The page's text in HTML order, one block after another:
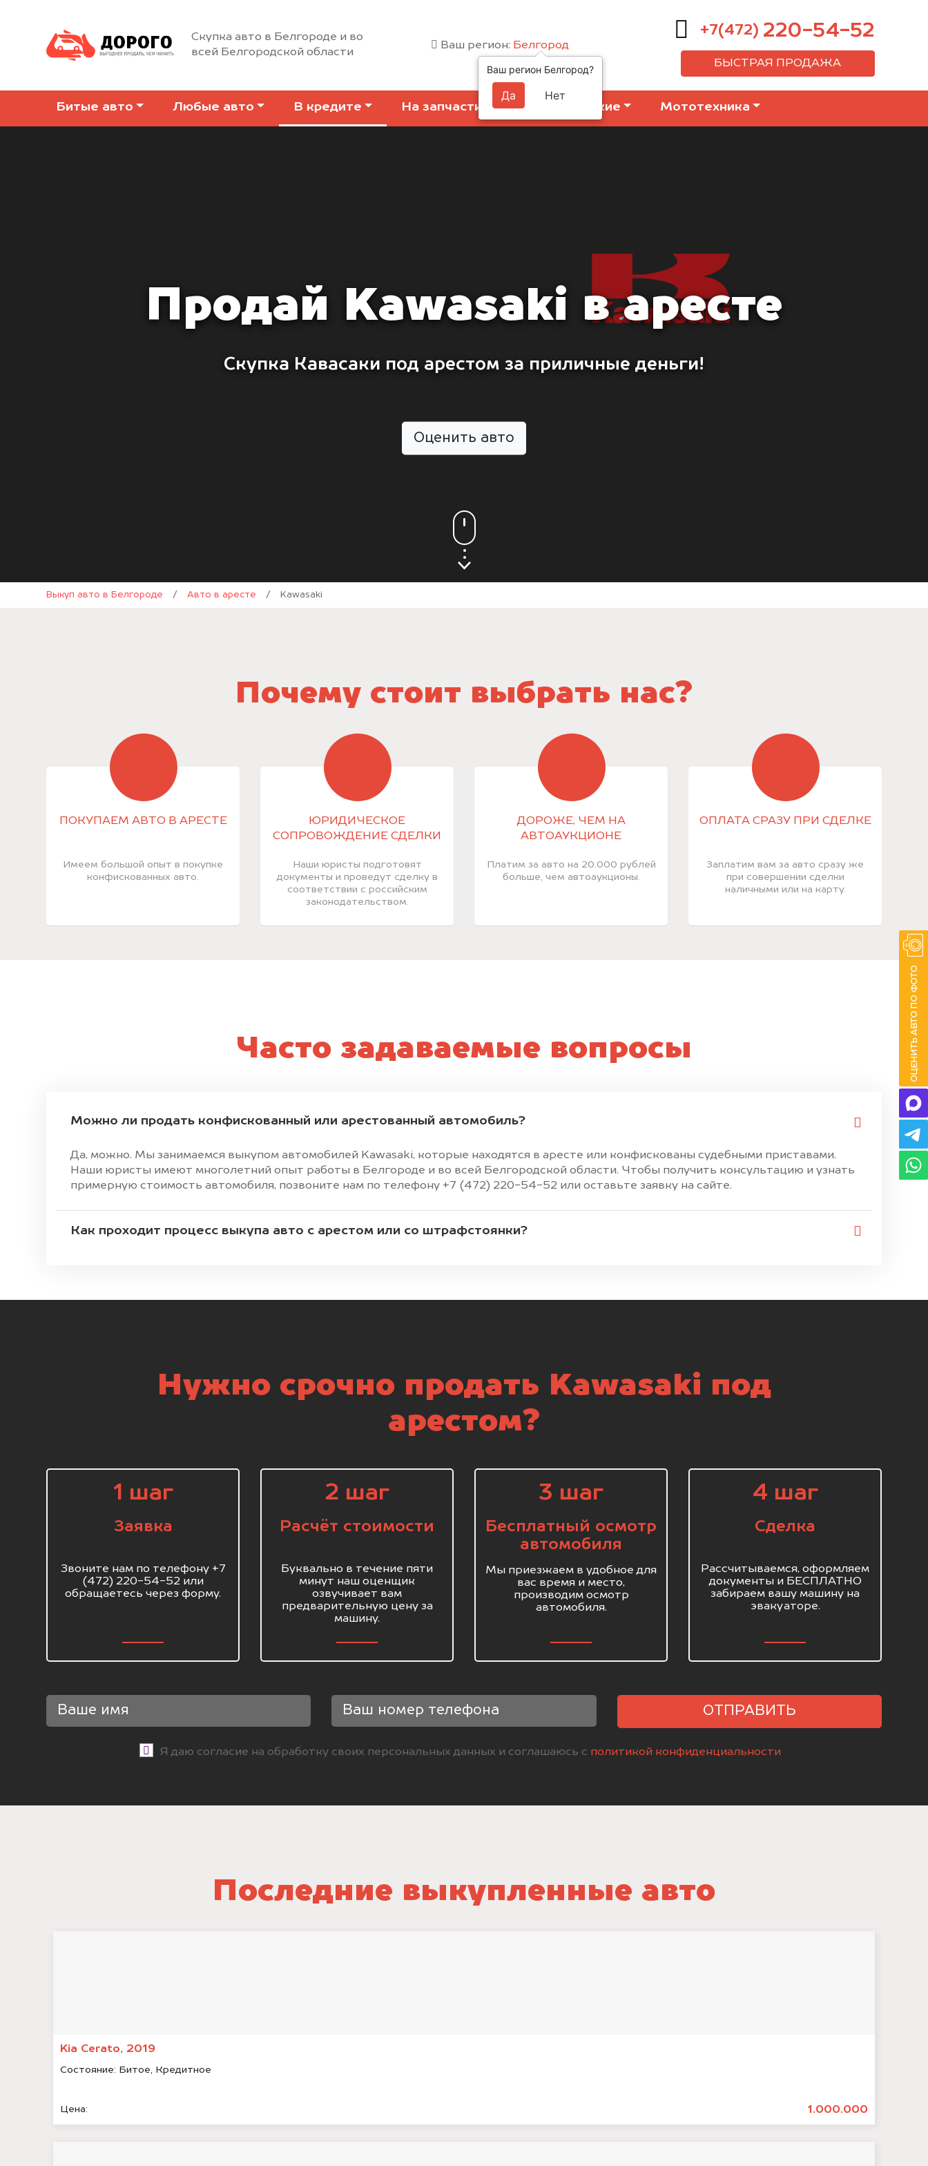
Скупка авто в Белгороде и во
всей Белгородской области
Ваш регион: Белгород
+7(472) 220-54-52
БЫСТРАЯ ПРОДАЖА
Битые авто Любые авто В кредите На запчасти Коммерческие Мототехника
Продай Kawasaki в аресте
Скупка Кавасаки под арестом за приличные деньги!
Оценить авто
Выкуп авто в Белгороде / Авто в аресте / Kawasaki
Почему стоит выбрать нас?
ПОКУПАЕМ АВТО В АРЕСТЕ
Имеем большой опыт в покупке
конфискованных авто.
ЮРИДИЧЕСКОЕ
СОПРОВОЖДЕНИЕ СДЕЛКИ
Наши юристы подготовят
документы и проведут сделку в
соответствии с российским
законодательством.
ДОРОЖЕ, ЧЕМ НА
АВТОАУКЦИОНЕ
Платим за авто на 20.000 рублей
больше, чем автоаукционы.
ОПЛАТА СРАЗУ ПРИ СДЕЛКЕ
Заплатим вам за авто сразу же
при совершении сделки
наличными или на карту.
Часто задаваемые вопросы
Можно ли продать конфискованный или арестованный автомобиль?
Да, можно. Мы занимаемся выкупом автомобилей Kawasaki, которые находятся в аресте или конфискованы судебными приставами.
Наши юристы имеют многолетний опыт работы в Белгороде и во всей Белгородской области. Чтобы получить консультацию и узнать
примерную стоимость автомобиля, позвоните нам по телефону +7 (472) 220-54-52 или оставьте заявку на сайте.
Как проходит процесс выкупа авто с арестом или со штрафстоянки?
Нужно срочно продать Kawasaki под
арестом?
1 шаг
Заявка
Звоните нам по телефону +7
(472) 220-54-52 или
обращаетесь через форму.
2 шаг
Расчёт стоимости
Буквально в течение пяти
минут наш оценщик
озвучивает вам
предварительную цену за
машину.
3 шаг
Бесплатный осмотр
автомобиля
Мы приезжаем в удобное для
вас время и место,
производим осмотр
автомобиля.
4 шаг
Сделка
Рассчитываемся, оформляем
документы и БЕСПЛАТНО
забираем вашу машину на
эвакуаторе.
ОТПРАВИТЬ
Я даю согласие на обработку своих персональных данных и соглашаюсь с политикой конфиденциальности
Последние выкупленные авто
Kia Cerato, 2019
Состояние: Битое, Кредитное
Цена: 1.000.000
Ваш регион Белгород?
Да Нет